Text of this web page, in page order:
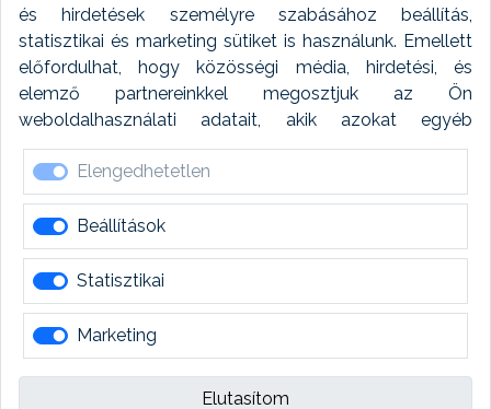
és hirdetések személyre szabásához beállítás,
statisztikai és marketing sütiket is használunk. Emellett
előfordulhat, hogy közösségi média, hirdetési, és
elemző partnereinkkel megosztjuk az Ön
weboldalhasználati adatait, akik azokat egyéb
forrásokból gyűjtött adatokkal kombinálhatják. A sütik
elfogadásával kapcsolatosan naplózást végzünk és
ezen adatokat 6 hónap után automatikusan töröljük. A
naplózás célja, hogy megfeleljünk a jogszabályi
követelményeknek.
Elengedhetetlen
Beállítások
Statisztikai
Marketing
Elutasítom
Autómosó modul
Feladatütemezés
Több mint szoftver